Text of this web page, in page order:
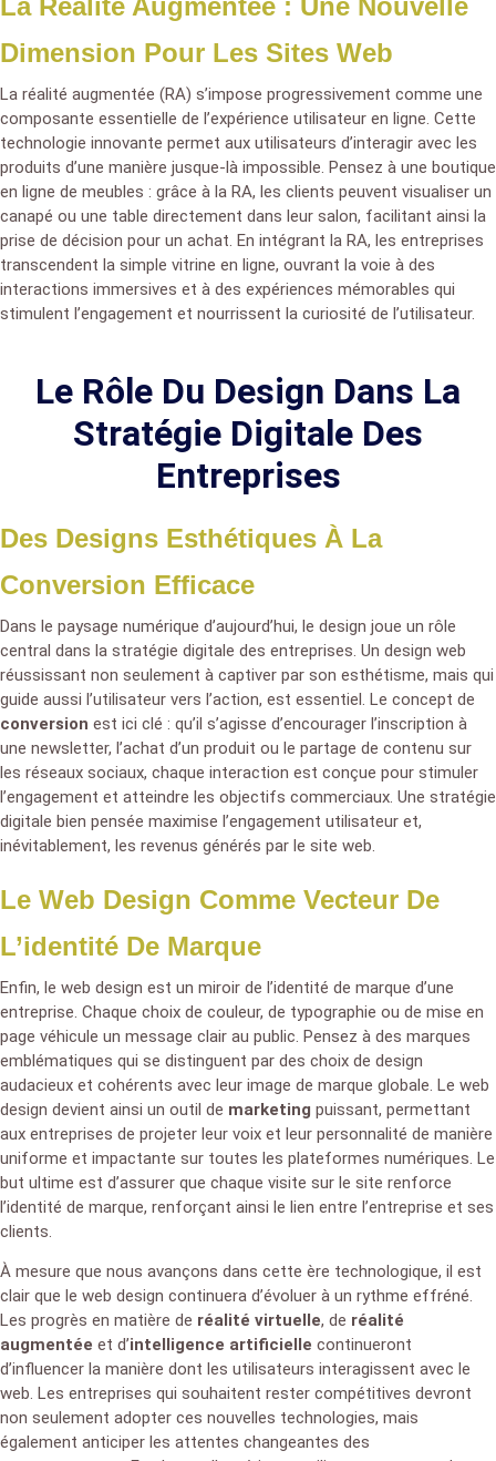
La Réalité Augmentée : Une Nouvelle
Dimension Pour Les Sites Web
La réalité augmentée (RA) s’impose progressivement comme une
composante essentielle de l’expérience utilisateur en ligne. Cette
technologie innovante permet aux utilisateurs d’interagir avec les
produits d’une manière jusque-là impossible. Pensez à une boutique
en ligne de meubles : grâce à la RA, les clients peuvent visualiser un
canapé ou une table directement dans leur salon, facilitant ainsi la
prise de décision pour un achat. En intégrant la RA, les entreprises
transcendent la simple vitrine en ligne, ouvrant la voie à des
interactions immersives et à des expériences mémorables qui
stimulent l’engagement et nourrissent la curiosité de l’utilisateur.
Le Rôle Du Design Dans La
Stratégie Digitale Des
Entreprises
Des Designs Esthétiques À La
Conversion Efficace
Dans le paysage numérique d’aujourd’hui, le design joue un rôle
central dans la stratégie digitale des entreprises. Un design web
réussissant non seulement à captiver par son esthétisme, mais qui
guide aussi l’utilisateur vers l’action, est essentiel. Le concept de
conversion est ici clé : qu’il s’agisse d’encourager l’inscription à
une newsletter, l’achat d’un produit ou le partage de contenu sur
les réseaux sociaux, chaque interaction est conçue pour stimuler
l’engagement et atteindre les objectifs commerciaux. Une stratégie
digitale bien pensée maximise l’engagement utilisateur et,
inévitablement, les revenus générés par le site web.
Le Web Design Comme Vecteur De
L’identité De Marque
Enfin, le web design est un miroir de l’identité de marque d’une
entreprise. Chaque choix de couleur, de typographie ou de mise en
page véhicule un message clair au public. Pensez à des marques
emblématiques qui se distinguent par des choix de design
audacieux et cohérents avec leur image de marque globale. Le web
design devient ainsi un outil de marketing puissant, permettant
aux entreprises de projeter leur voix et leur personnalité de manière
uniforme et impactante sur toutes les plateformes numériques. Le
but ultime est d’assurer que chaque visite sur le site renforce
l’identité de marque, renforçant ainsi le lien entre l’entreprise et ses
clients.
À mesure que nous avançons dans cette ère technologique, il est
clair que le web design continuera d’évoluer à un rythme effréné.
Les progrès en matière de réalité virtuelle, de réalité
augmentée et d’intelligence artificielle continueront
d’influencer la manière dont les utilisateurs interagissent avec le
web. Les entreprises qui souhaitent rester compétitives devront
non seulement adopter ces nouvelles technologies, mais
également anticiper les attentes changeantes des